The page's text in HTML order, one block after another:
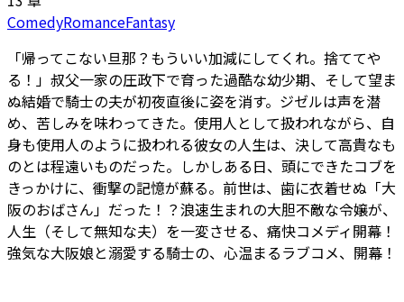
ComedyRomanceFantasy
「帰ってこない旦那？もういい加減にしてくれ。捨ててや
る！」叔父一家の圧政下で育った過酷な幼少期、そして望ま
ぬ結婚で騎士の夫が初夜直後に姿を消す。ジゼルは声を潜
め、苦しみを味わってきた。使用人として扱われながら、自
身も使用人のように扱われる彼女の人生は、決して高貴なも
のとは程遠いものだった。しかしある日、頭にできたコブを
きっかけに、衝撃の記憶が蘇る。前世は、歯に衣着せぬ「大
阪のおばさん」だった！？浪速生まれの大胆不敵な令嬢が、
人生（そして無知な夫）を一変させる、痛快コメディ開幕！
強気な大阪娘と溺愛する騎士の、心温まるラブコメ、開幕！